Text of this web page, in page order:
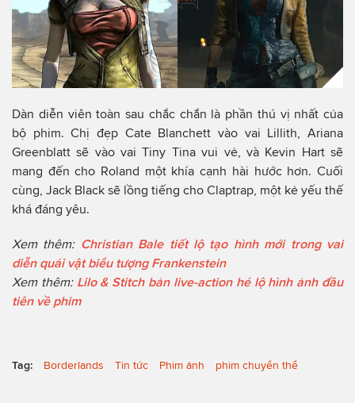
Dàn diễn viên toàn sau chắc chắn là phần thú vị nhất của
bộ phim. Chị đẹp Cate Blanchett vào vai Lillith, Ariana
Greenblatt sẽ vào vai Tiny Tina vui vẻ, và Kevin Hart sẽ
mang đến cho Roland một khía cạnh hài hước hơn. Cuối
cùng, Jack Black sẽ lồng tiếng cho Claptrap, một kẻ yếu thế
khá đáng yêu.
Xem thêm: Christian Bale tiết lộ tạo hình mới trong vai
diễn quái vật biểu tượng Frankenstein
Xem thêm: Lilo & Stitch bản live-action hé lộ hình ảnh đầu
tiên về phim
Tag: Borderlands Tin tức Phim ảnh phim chuyển thể